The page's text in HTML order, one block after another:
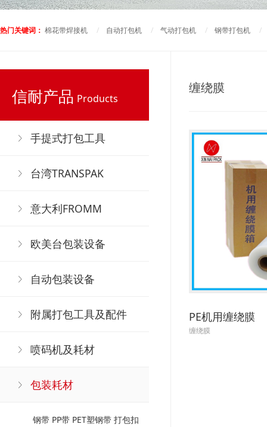
热门关键词： 棉花带焊接机 / 自动打包机 / 气动打包机 / 钢带打包机
信耐产品 Products
手提式打包工具
台湾TRANSPAK
意大利FROMM
欧美台包装设备
自动包装设备
附属打包工具及配件
喷码机及耗材
包装耗材
钢带 PP带 PET塑钢带 打包扣
缠绕膜
PE机用缠绕膜
缠绕膜